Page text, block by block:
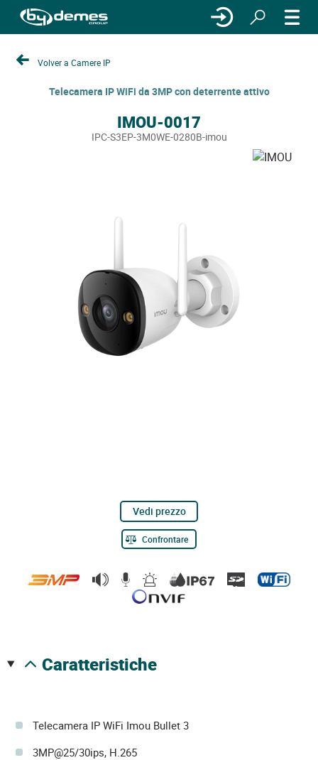
Volver a Camere IP
Telecamera IP WiFi da 3MP con deterrente attivo
IMOU-0017
IPC-S3EP-3M0WE-0280B-imou
Vedi prezzo
Confrontare
caratteristiche
Telecamera IP WiFi Imou Bullet 3
3MP@25/30ips, H.265